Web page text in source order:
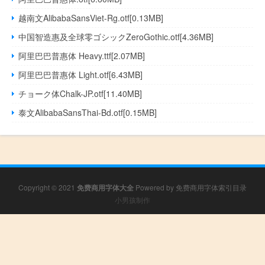
越南文AlibabaSansViet-Rg.otf[0.13MB]
中国智造惠及全球零ゴシックZeroGothic.otf[4.36MB]
阿里巴巴普惠体 Heavy.ttf[2.07MB]
阿里巴巴普惠体 Light.otf[6.43MB]
チョーク体Chalk-JP.otf[11.40MB]
泰文AlibabaSansThai-Bd.otf[0.15MB]
Copyright © 2021 免费商用字体大全 Powered by 免费商用字体索引目录
小男孩制作